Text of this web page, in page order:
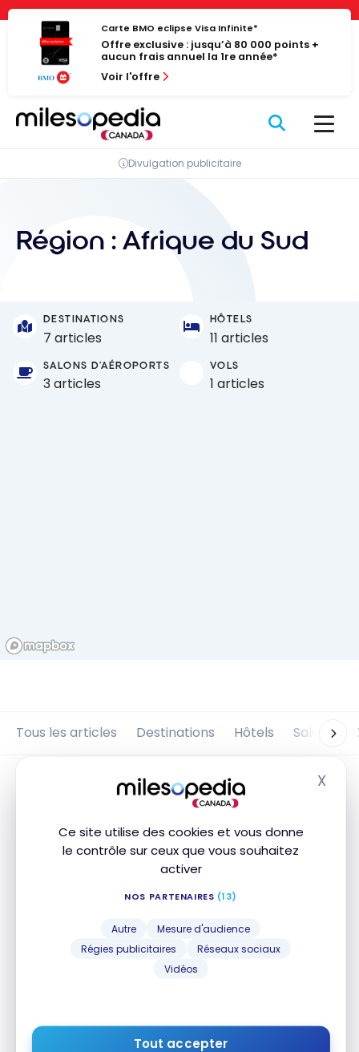
Panneau de gestion des cookies
Ce site utilise des cookies et vous donne
le contrôle sur ceux que vous souhaitez
activer
NOS PARTENAIRES (13)
Autre
Mesure d'audience
Régies publicitaires
Réseaux sociaux
Vidéos
Tout accepter
X
Passer
contenu
Carte BMO eclipse Visa Infinite*
Offre exclusive : jusqu’à 80 000 points +
aucun frais annuel la 1re année*
Voir l'offre
Divulgation publicitaire
Région : Afrique du Sud
DESTINATIONS
7 articles
HÔTELS
11 articles
SALONS D'AÉROPORTS
3 articles
VOLS
1 articles
Tous les articles Destinations Hôtels Salons
7 février 2020